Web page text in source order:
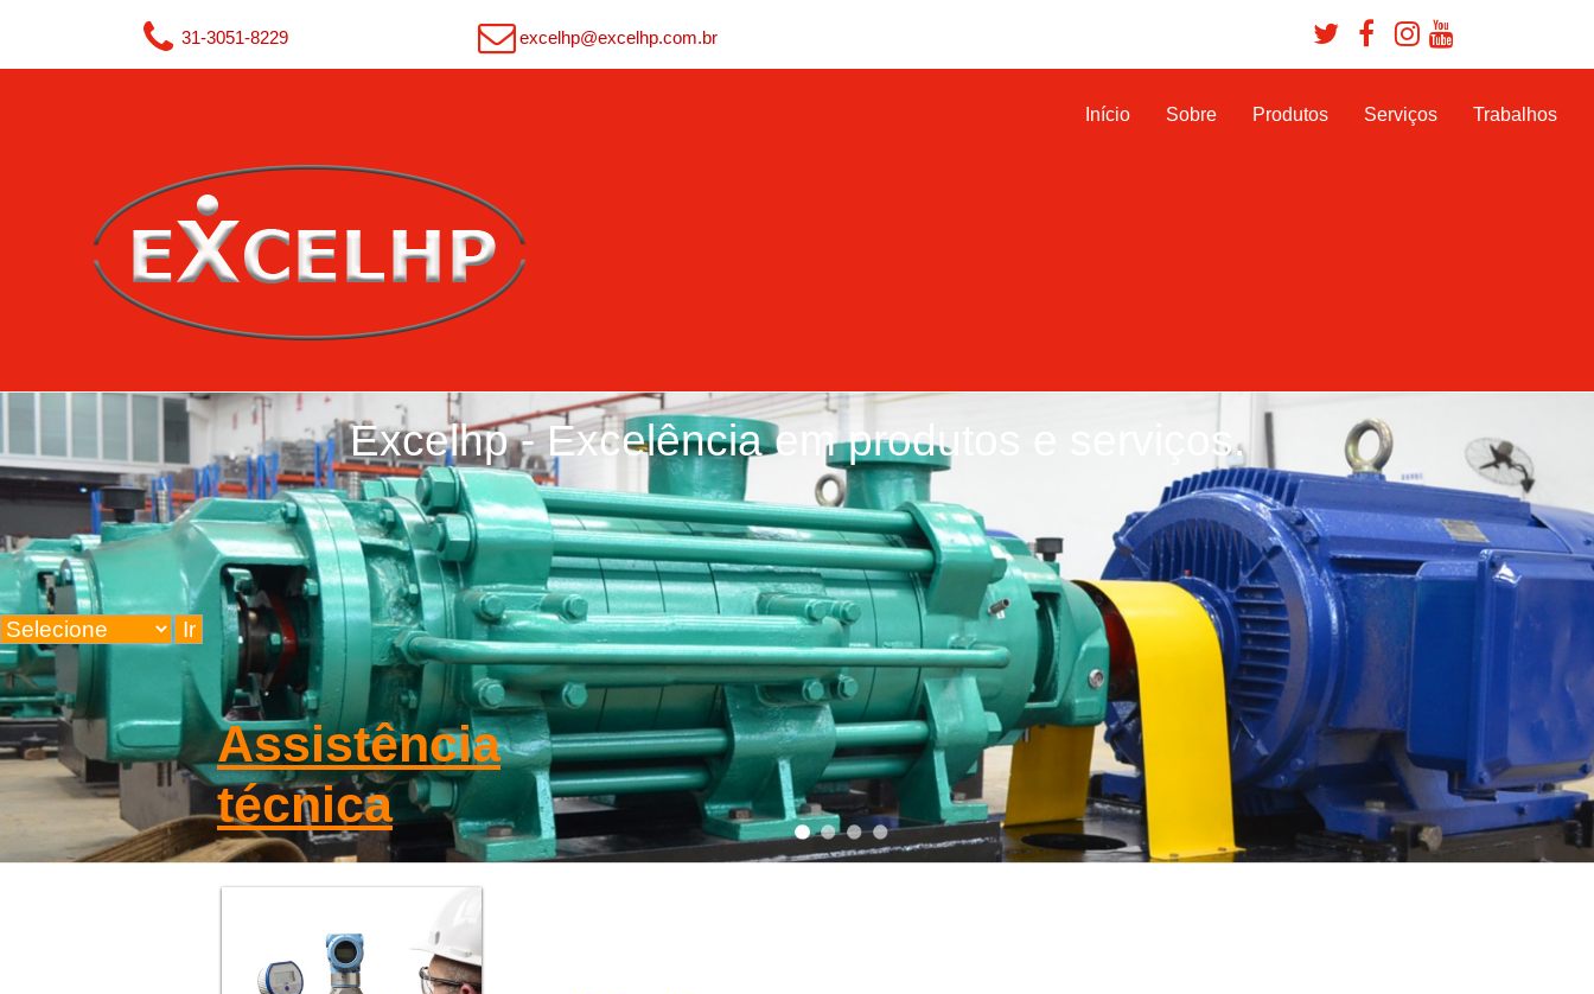
Assistência
técnica
31-3051-8229 excelhp@excelhp.com.br
Início Sobre Produtos Serviços Trabalhos
Excelhp - Excelência em produtos e serviços.